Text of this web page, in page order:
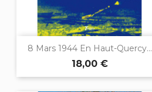
8 Mars 1944 En Haut-Quercy...
18,00 €